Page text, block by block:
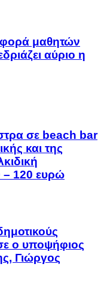
μαθητών
αύριο η
σε beach bar
και της
– 120 ευρώ
ο υποψήφιος
Γιώργος